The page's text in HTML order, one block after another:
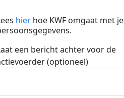
hier hoe KWF omgaat met je
een bericht achter voor de
(optioneel)